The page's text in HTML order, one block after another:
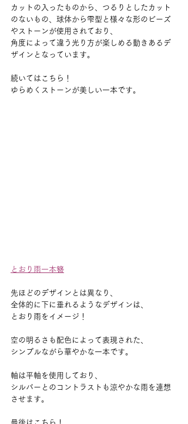
カットの入ったものから、つるりとしたカット
のないもの、球体から雫型と様々な形のビーズ
やストーンが使用されており、
角度によって違う光り方が楽しめる動きあるデ
ザインとなっています。
続いてはこちら！
ゆらめくストーンが美しい一本です。
とおり雨一本簪
先ほどのデザインとは異なり、
全体的に下に垂れるようなデザインは、
とおり雨をイメージ！
空の明るさも配色によって表現された、
シンプルながら華やかな一本です。
軸は平軸を使用しており、
シルバーとのコントラストも涼やかな雨を連想
させます。